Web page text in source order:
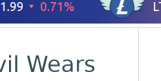
Wears